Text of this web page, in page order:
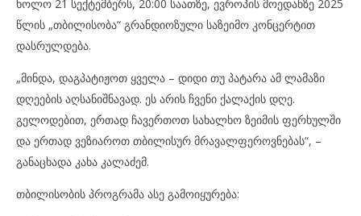
ხოლო 21 სექტემბერს, 20:00 საათზე, ევროპის მოედანზე 2025
წლის „თბილისობა“ გრანდიოზული საზეიმო კონცერტით
დასრულდება.
„მინდა, დაგპატიჟოთ ყველა – დიდი თუ პატარა ამ ლამაზი
დღეების აღსანიშნავად. ეს არის ჩვენი ქალაქის დღე.
გელოდებით, ერთად ჩავერთოთ სახალხო ზეიმის ფერხულში
და ერთად ვეზიაროთ თბილისურ მრავალფეროვნებას“, –
განაცხადა კახა კალაძემ.
თბილისობის პროგრამა ასე გამოიყურება: